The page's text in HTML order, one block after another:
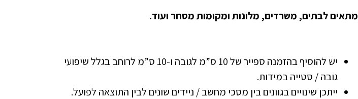
מתאים לבתים, משרדים, מלונות ומקומות מסחר ועוד.
יש להוסיף בהזמנה ספייר של 10 ס”מ לגובה ו-10 ס”מ לרוחב בגלל שיפועי
גובה / סטייה במידות.
ייתכן שינויים בגוונים בין מסכי מחשב / ניידים שונים לבין התוצאה לפועל.